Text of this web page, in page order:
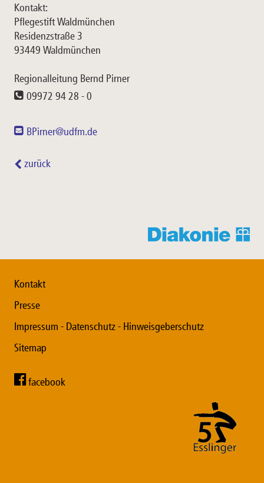
Kontakt:
Pflegestift Waldmünchen
Residenzstraße 3
93449 Waldmünchen
Regionalleitung Bernd Pirner
09972 94 28 - 0
BPirner@udfm.de
zurück
Kontakt
Presse
Impressum - Datenschutz - Hinweisgeberschutz
Sitemap
facebook